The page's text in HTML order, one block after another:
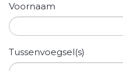
Voornaam
Tussenvoegsel(s)